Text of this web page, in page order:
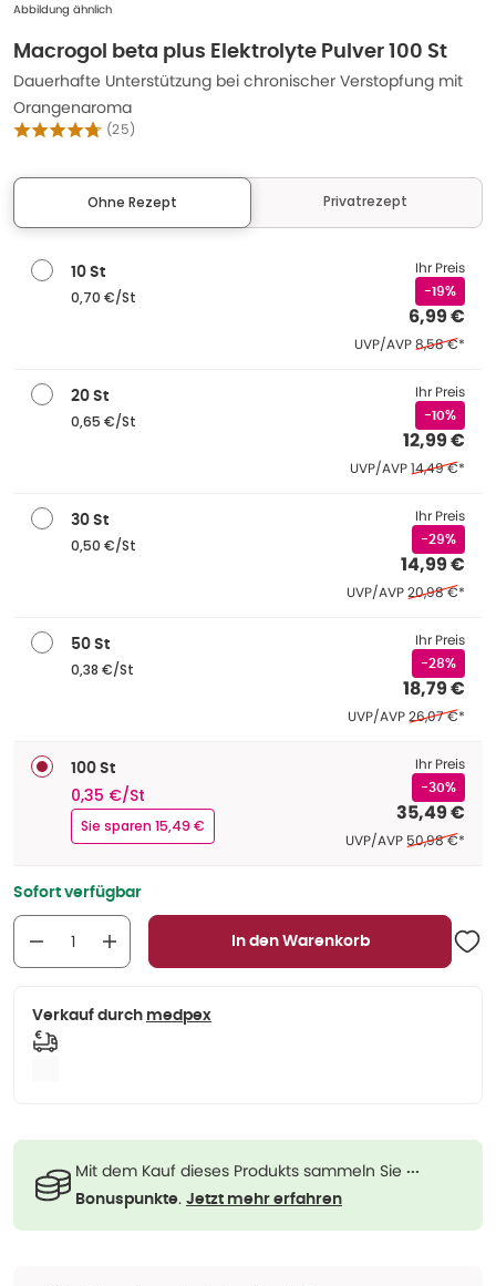
Abbildung ähnlich
Macrogol beta plus Elektrolyte Pulver 100 St
Dauerhafte Unterstützung bei chronischer Verstopfung mit
Orangenaroma
(25)
Ohne Rezept Privatrezept
10 St
0,70 €/St
Ihr Preis
-19%
6,99 €
UVP/AVPEhemaliger
8,58 €*
20 St
0,65 €/St
Ihr Preis
-10%
12,99 €
UVP/AVPEhemaliger
14,49 €*
30 St
0,50 €/St
Ihr Preis
-29%
14,99 €
UVP/AVPEhemaliger
20,98 €*
50 St
0,38 €/St
Ihr Preis
-28%
18,79 €
UVP/AVPEhemaliger
26,07 €*
100 St
0,35 €/St
Sie sparen 15,49 €
Ihr Preis
-30%
35,49 €
UVP/AVP Ehemaliger
50,98 €*
Sofort verfügbar
In den Warenkorb
Verkauf durch medpex
Mit dem Kauf dieses Produkts sammeln Sie ···
Bonuspunkte. Jetzt mehr erfahren